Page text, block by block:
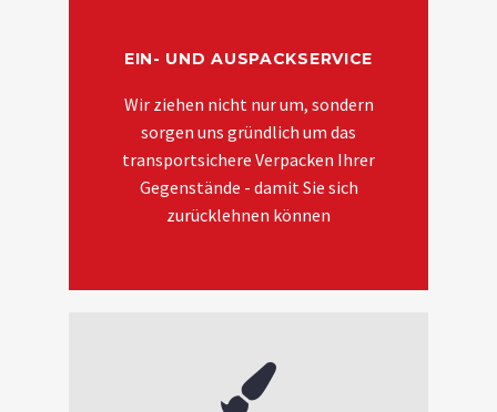
EIN- UND AUSPACKSERVICE
Wir ziehen nicht nur um, sondern
sorgen uns gründlich um das
transportsichere Verpacken Ihrer
Gegenstände - damit Sie sich
zurücklehnen können